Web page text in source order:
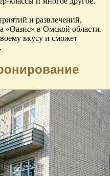
и развлечений,
«Оазис» в Омской области.
вкусу и сможет